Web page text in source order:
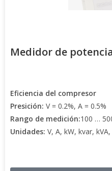
Medidor de
Eficiencia del compresor
Presición: V = 0.2%, A = 0.5%
Rango de medición:100 …
Unidades: V, A, kW, kvar,